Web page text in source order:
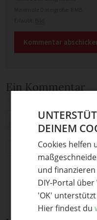
Ein Kommentar
ser gute iden zum
tian · 23. September
Antworten
DEINEM
Cookies helfen
und
DIY-Portal
'OK'
Hier findest du